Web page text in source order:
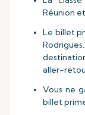
Réunion
Le billet
aller-
Vous ne
billet